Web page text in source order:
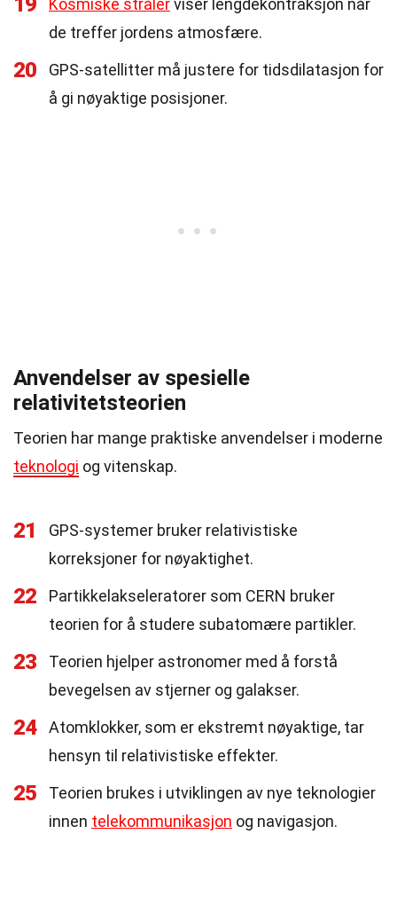
Kosmiske strålerviser lengdekontraksjon når
de treffer jordens atmosfære.
20
GPS-satellitter må justere for tidsdilatasjon for
å gi nøyaktige posisjoner.
Anvendelser av spesielle
relativitetsteorien
Teorien har mange praktiske anvendelser i moderne
teknologi og vitenskap.
21
GPS-systemer bruker relativistiske
korreksjoner for nøyaktighet.
22
Partikkelakseleratorer som CERN bruker
teorien for å studere subatomære partikler.
23
Teorien hjelper astronomer med å forstå
bevegelsen av stjerner og galakser.
24
Atomklokker, som er ekstremt nøyaktige, tar
hensyn til relativistiske effekter.
25
Teorien brukes i utviklingen av nye teknologier
innen telekommunikasjon og navigasjon.